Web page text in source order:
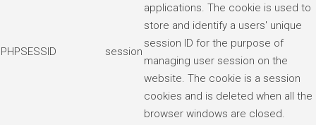
PHPSESSID session
applications. The cookie is used to
store and identify a users' unique
session ID for the purpose of
managing user session on the
website. The cookie is a session
cookies and is deleted when all the
browser windows are closed.